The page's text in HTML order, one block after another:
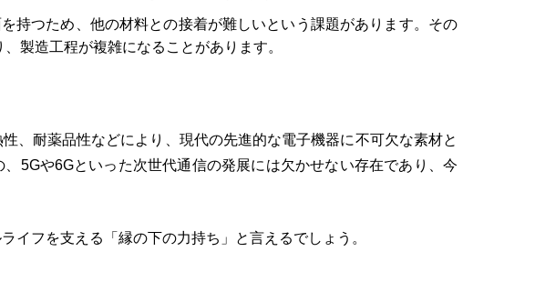
持つため、他の材料との接着が難しいという課題があります。その
製造工程が複雑になることがあります。
、耐薬品性などにより、現代の先進的な電子機器に不可欠な素材と
5Gや6Gといった次世代通信の発展には欠かせない存在であり、今
イフを支える「縁の下の力持ち」と言えるでしょう。